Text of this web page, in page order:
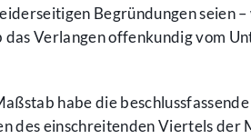
Begründungen seien
Verlangen offenkundig vom
habe die
des einschreitenden Viertels der